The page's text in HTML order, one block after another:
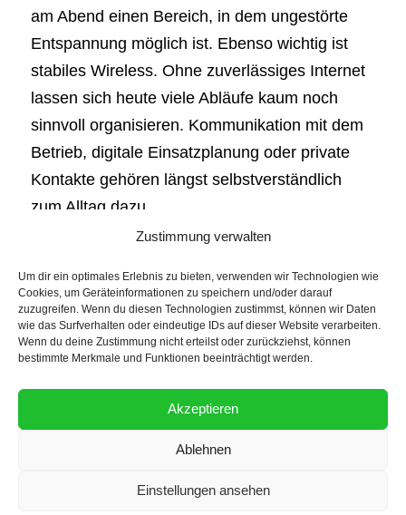
Zustimmung verwalten
Um dir ein optimales Erlebnis zu bieten, verwenden wir Technologien wie
Cookies, um Geräteinformationen zu speichern und/oder darauf
zuzugreifen. Wenn du diesen Technologien zustimmst, können wir Daten
wie das Surfverhalten oder eindeutige IDs auf dieser Website verarbeiten.
Wenn du deine Zustimmung nicht erteilst oder zurückziehst, können
bestimmte Merkmale und Funktionen beeinträchtigt werden.
Akzeptieren
Ablehnen
Einstellungen ansehen
am Abend einen Bereich, in dem ungestörte
Entspannung möglich ist. Ebenso wichtig ist
stabiles Wireless. Ohne zuverlässiges Internet
lassen sich heute viele Abläufe kaum noch
sinnvoll organisieren. Kommunikation mit dem
Betrieb, digitale Einsatzplanung oder private
Kontakte gehören längst selbstverständlich
zum Alltag dazu.
Hinzu kommt eine große Küche, die den
Unterschied zwischen improvisiertem Wohnen
und einer wirklich funktionalen Unterkunft
ausmacht. Wer selbst kochen kann, spart Geld
und bleibt unabhängig. Kühlschränke schaffen
während eine Waschmaschine dafür sorgt,
nur praktisch, sondern gerade bei längeren